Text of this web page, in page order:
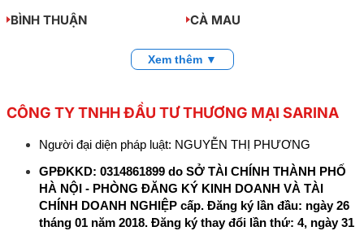
BÌNH THUẬN CÀ MAU
Xem thêm ▼
CÔNG TY TNHH ĐẦU TƯ THƯƠNG MẠI SARINA
Người đại diện pháp luật: NGUYỄN THỊ PHƯƠNG
GPĐKKD: 0314861899 do SỞ TÀI CHÍNH THÀNH PHỐ
HÀ NỘI - PHÒNG ĐĂNG KÝ KINH DOANH VÀ TÀI
CHÍNH DOANH NGHIỆP cấp. Đăng ký lần đầu: ngày 26
tháng 01 năm 2018. Đăng ký thay đổi lần thứ: 4, ngày 31